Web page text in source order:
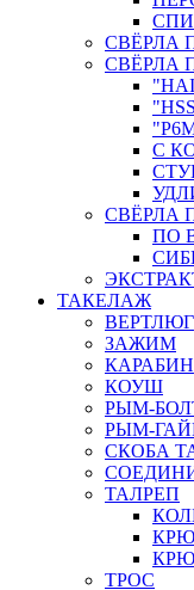
СВЁРЛА
СВЁРЛА
С
СВЁРЛА
ПО
ТАКЕЛАЖ
ВЕРТЛЮГ
ЗАЖИМ
КАРАБИН
КОУШ
РЫМ-
РЫМ-
СКОБА
ТАЛРЕП
ТРОС